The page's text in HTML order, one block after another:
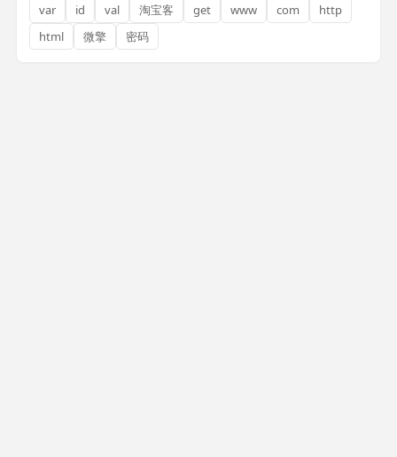
var
id val 淘宝客 get www com
http
html
微擎 密码